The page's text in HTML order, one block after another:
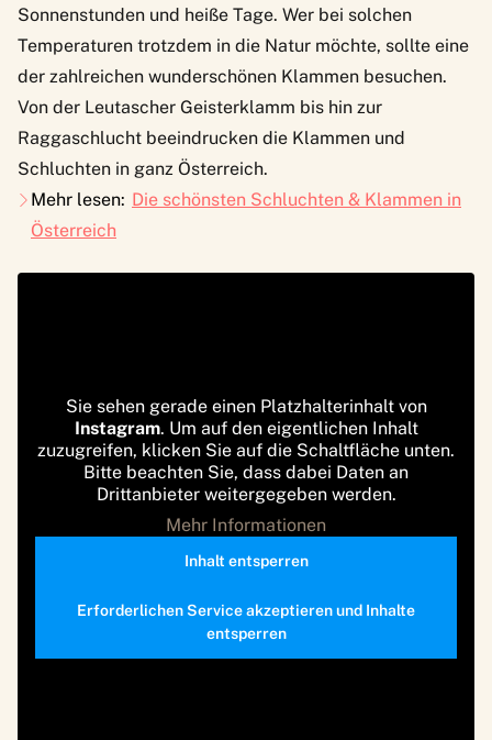
Sonnenstunden und heiße Tage. Wer bei solchen
Temperaturen trotzdem in die Natur möchte, sollte eine
der zahlreichen wunderschönen Klammen besuchen.
Von der Leutascher Geisterklamm bis hin zur
Raggaschlucht beeindrucken die Klammen und
Schluchten in ganz Österreich.
Mehr lesen: Die schönsten Schluchten & Klammen in
Österreich
Sie sehen gerade einen Platzhalterinhalt von
Instagram. Um auf den eigentlichen Inhalt
zuzugreifen, klicken Sie auf die Schaltfläche unten.
Bitte beachten Sie, dass dabei Daten an
Drittanbieter weitergegeben werden.
Mehr Informationen
Inhalt entsperren
Erforderlichen Service akzeptieren und Inhalte
entsperren